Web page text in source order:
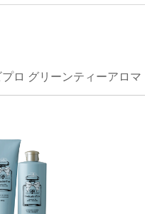
プロ グリーンティーアロ